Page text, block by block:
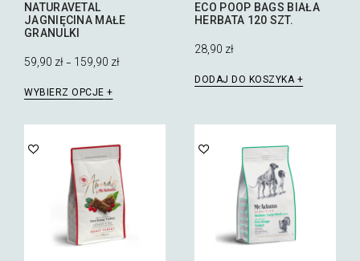
NATURAVETAL
JAGNIĘCINA MAŁE
GRANULKI
59,90 zł – 159,90 zł
WYBIERZ OPCJE
produkt
wariantów.
Opcje
można
wybrać
na
stronie
ECO POOP BAGS BIAŁA
HERBATA 120 SZT.
28,90 zł
DODAJ DO KOSZYKA